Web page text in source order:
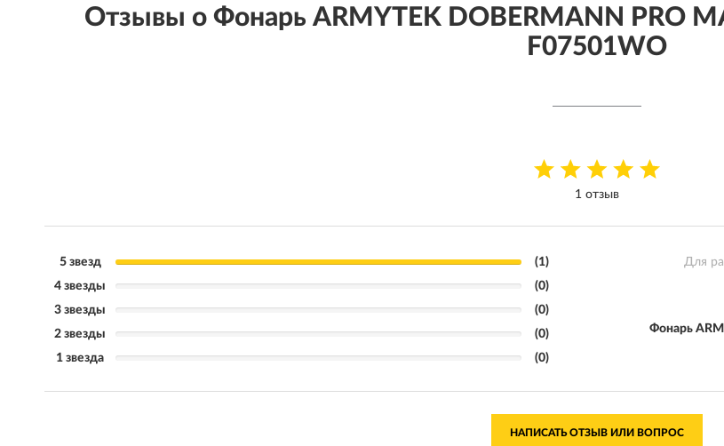
Отзывы о Фонарь ARMYTEK DOBERMANN PRO
F07501WO
1 отзыв
5 звезд
(1)
4 звезды
(0)
3 звезды
(0)
2 звезды
(0)
1 звезда
(0)
Для
Фонарь
НАПИСАТЬ ОТЗЫВ ИЛИ ВОПРОС